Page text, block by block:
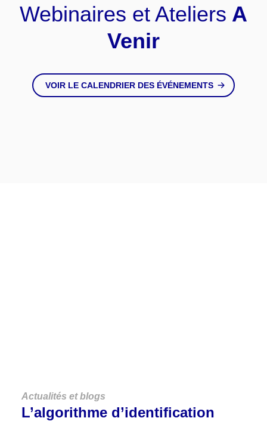
Webinaires et Ateliers A
Venir
VOIR LE CALENDRIER DES ÉVÉNEMENTS
Actualités et blogs
L’algorithme d’identification